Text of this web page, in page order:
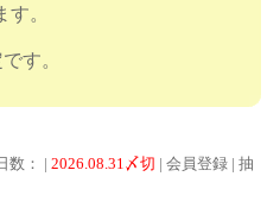
。
す。
数： | 2026.08.31〆切 | 会員登録 | 抽